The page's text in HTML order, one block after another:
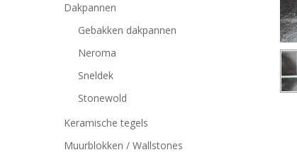
Dakpannen
Gebakken dakpannen
Neroma
Sneldek
Stonewold
Keramische tegels
Muurblokken / Wallstones